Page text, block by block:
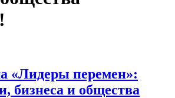
«Лидеры перемен»:
бизнеса и общества